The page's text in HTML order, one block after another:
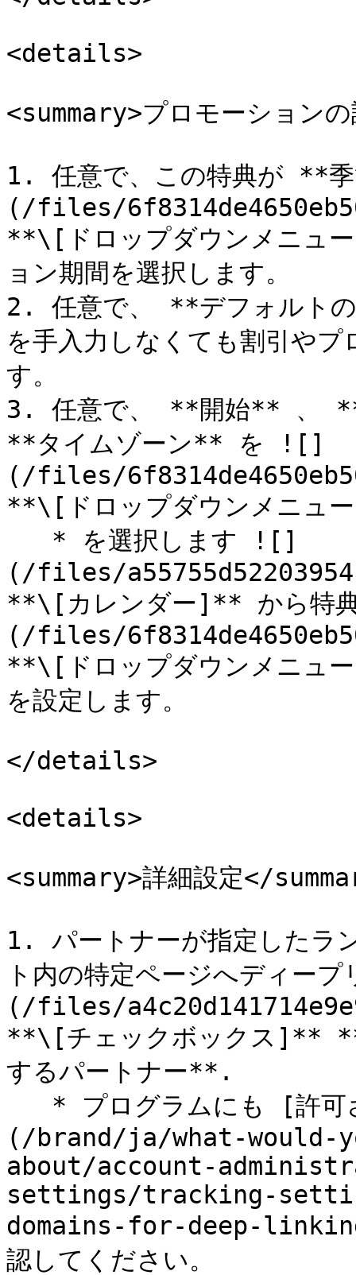
<details>
<summary>プロモーション
1. 任意で、この特典が **
(/files/
**\[ドロップダウンメニュ
ョン期間を選択します。
2. 任意で、 **デフォルト
を手入力しなくても割引や
す。
3. 任意で、 **開始** 、 **
**タイムゾーン** を ![]
(/files/
**\[ドロップダウンメニュ
(/files/
**\[カレンダー]** から特
(/files/
**\[ドロップダウンメニュ
を設定します。
</details>
<details>
<summary>詳細設定</
1. パートナーが指定したラ
ト内の特定ページへディー
(/files/
**\[チェックボックス]** **
するパートナー**.
(/brand/ja/what-
about/account-
settings/tracking-
domains-for-deep-
認してください。